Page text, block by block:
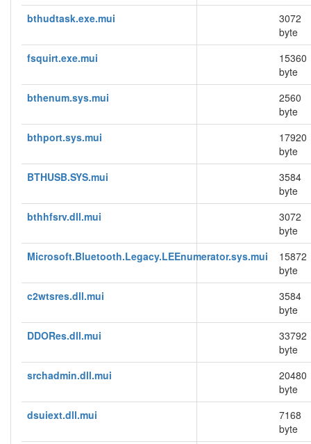
bthudtask.exe.mui
3072
byte
fsquirt.exe.mui
15360
byte
bthenum.sys.mui
2560
byte
bthport.sys.mui
17920
byte
BTHUSB.SYS.mui
3584
byte
bthhfsrv.dll.mui
3072
byte
Microsoft.Bluetooth.Legacy.LEEnumerator.sys.mui
15872
byte
c2wtsres.dll.mui
3584
byte
DDORes.dll.mui
33792
byte
srchadmin.dll.mui
20480
byte
dsuiext.dll.mui
7168
byte